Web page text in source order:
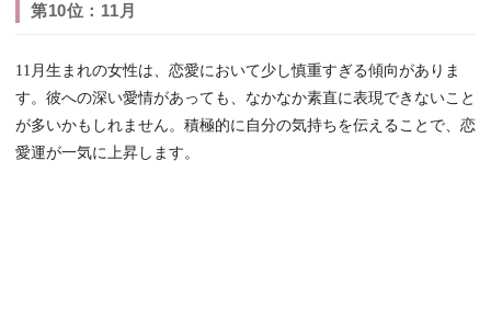
第10位：11月
11月生まれの女性は、恋愛において少し慎重すぎる傾向がありま
す。彼への深い愛情があっても、なかなか素直に表現できないこと
が多いかもしれません。積極的に自分の気持ちを伝えることで、恋
愛運が一気に上昇します。